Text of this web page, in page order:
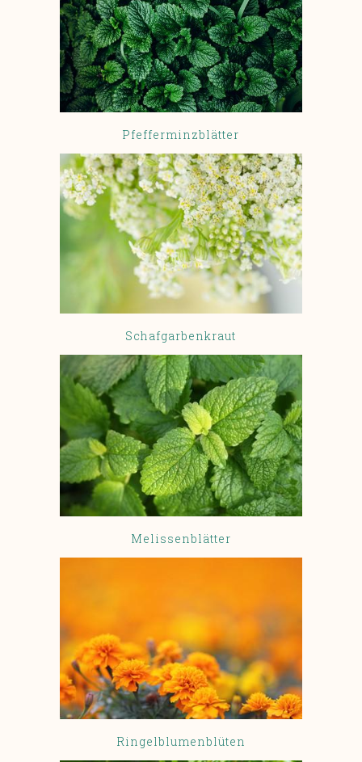
Pfefferminzblätter
Schafgarbenkraut
Melissenblätter
Ringelblumenblüten